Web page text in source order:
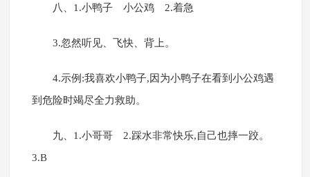
八、1.小鸭子 小公鸡 2.着急
3.忽然听见、飞快、背上。
4.示例:我喜欢小鸭子,因为小鸭子在看到小公鸡遇
到危险时竭尽全力救助。
九、1.小哥哥 2.踩水非常快乐,自己也摔一跤。
3.B